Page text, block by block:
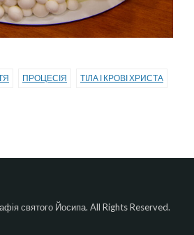
ПРОЦЕСІЯ ТІЛА І КРОВІ ХРИСТА
святого Йосипа. All Rights Reserved.